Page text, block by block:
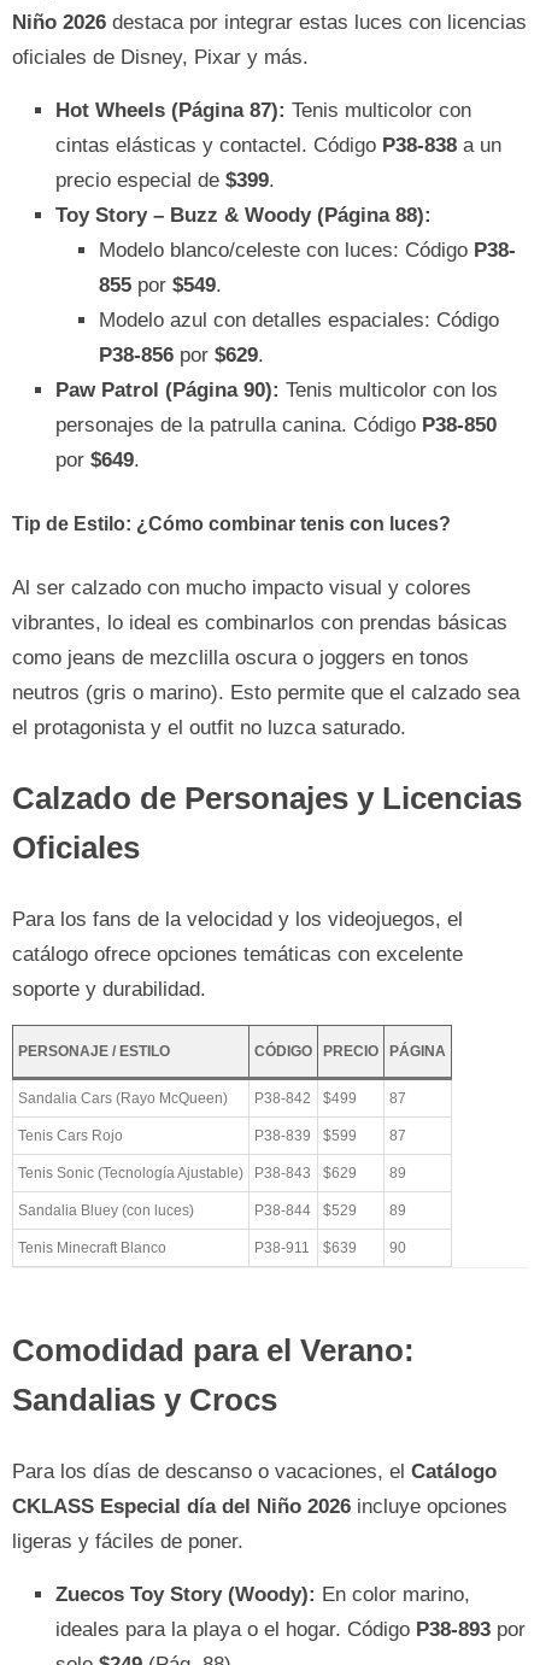
Niño 2026 destaca por integrar estas luces con licencias
oficiales de Disney, Pixar y más.
Hot Wheels (Página 87): Tenis multicolor con
cintas elásticas y contactel. Código P38-838 a un
precio especial de $399.
Toy Story – Buzz & Woody (Página 88):
Modelo blanco/celeste con luces: Código P38-
855 por $549.
Modelo azul con detalles espaciales: Código
P38-856 por $629.
Paw Patrol (Página 90): Tenis multicolor con los
personajes de la patrulla canina. Código P38-850
por $649.
Tip de Estilo: ¿Cómo combinar tenis con luces?
Al ser calzado con mucho impacto visual y colores
vibrantes, lo ideal es combinarlos con prendas básicas
como jeans de mezclilla oscura o joggers en tonos
neutros (gris o marino). Esto permite que el calzado sea
el protagonista y el outfit no luzca saturado.
Calzado de Personajes y Licencias
Oficiales
Para los fans de la velocidad y los videojuegos, el
catálogo ofrece opciones temáticas con excelente
soporte y durabilidad.
PERSONAJE / ESTILO CÓDIGO PRECIO PÁGINA
Sandalia Cars (Rayo McQueen) P38-842 $499 87
Tenis Cars Rojo P38-839 $599 87
Tenis Sonic (Tecnología Ajustable) P38-843 $629 89
Sandalia Bluey (con luces) P38-844 $529 89
Tenis Minecraft Blanco P38-911 $639 90
Comodidad para el Verano:
Sandalias y Crocs
Para los días de descanso o vacaciones, el Catálogo
CKLASS Especial día del Niño 2026 incluye opciones
ligeras y fáciles de poner.
Zuecos Toy Story (Woody): En color marino,
ideales para la playa o el hogar. Código P38-893 por